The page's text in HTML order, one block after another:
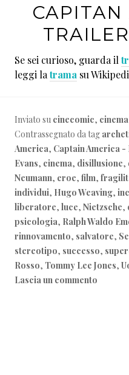
CAPITAN
Se sei curioso, guarda il
leggi latrama su
Inviato su cinecomic, cinema
Contrassegnato da tag
America, Captain America
Evans, cinema, disillusione,
Neumann, eroe, film,
individui, Hugo Weaving,
liberatore, luce, Nietzsche,
psicologia, Ralph Waldo
rinnovamento, salvatore,
stereotipo, successo,
Rosso, Tommy Lee Jones,
Lascia un commento